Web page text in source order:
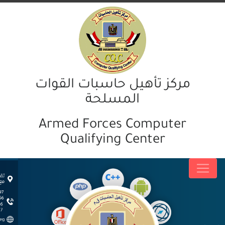
مركز تأهيل حاسبات القوات
المسلحة
Armed Forces Computer
Qualifying Center